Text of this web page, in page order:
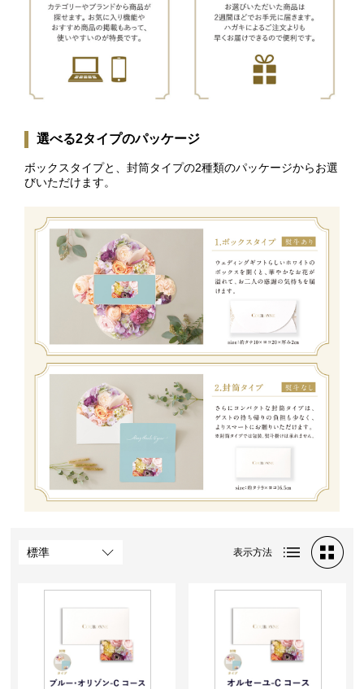
選べる2タイプのパッケージ
ボックスタイプと、封筒タイプの2種類のパッケージからお選
びいただけます。
表示方法